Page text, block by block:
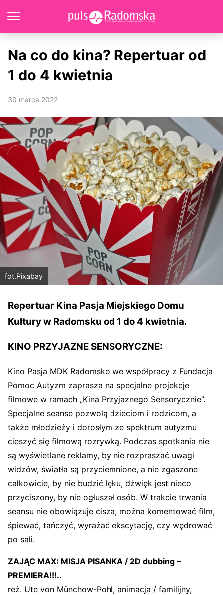
Na co do kina? Repertuar od
1 do 4 kwietnia
30 marca 2022
fot.Pixabay
Repertuar Kina Pasja Miejskiego Domu
Kultury w Radomsku od 1 do 4 kwietnia.
KINO PRZYJAZNE SENSORYCZNE:
Kino Pasja MDK Radomsko we współpracy z Fundacja
Pomoc Autyzm zaprasza na specjalne projekcje
filmowe w ramach „Kina Przyjaznego Sensorycznie”.
Specjalne seanse pozwolą dzieciom i rodzicom, a
także młodzieży i dorosłym ze spektrum autyzmu
cieszyć się filmową rozrywką. Podczas spotkania nie
są wyświetlane reklamy, by nie rozpraszać uwagi
widzów, światła są przyciemnione, a nie zgaszone
całkowicie, by nie budzić lęku, dźwięk jest nieco
przyciszony, by nie ogłuszał osób. W trakcie trwania
seansu nie obowiązuje cisza, można komentować film,
śpiewać, tańczyć, wyrażać ekscytację, czy wędrować
po sali.
ZAJĄC MAX: MISJA PISANKA / 2D dubbing –
PREMIERA!!!..
reż. Ute von Münchow-Pohl, animacja / familijny,